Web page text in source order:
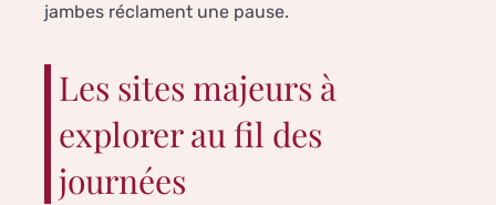
jambes réclament une pause.
Les sites majeurs à
explorer au fil des
journées